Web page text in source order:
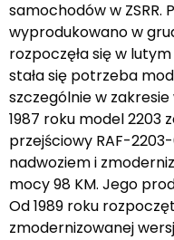
samochodów w ZSRR.
wyprodukowano w
rozpoczęła się w
stała się potrzeba
szczególnie w
1987 roku model 2203
przejściowy RAF-
nadwoziem i
mocy 98 KM. Jego
Od 1989 roku
zmodernizowanej